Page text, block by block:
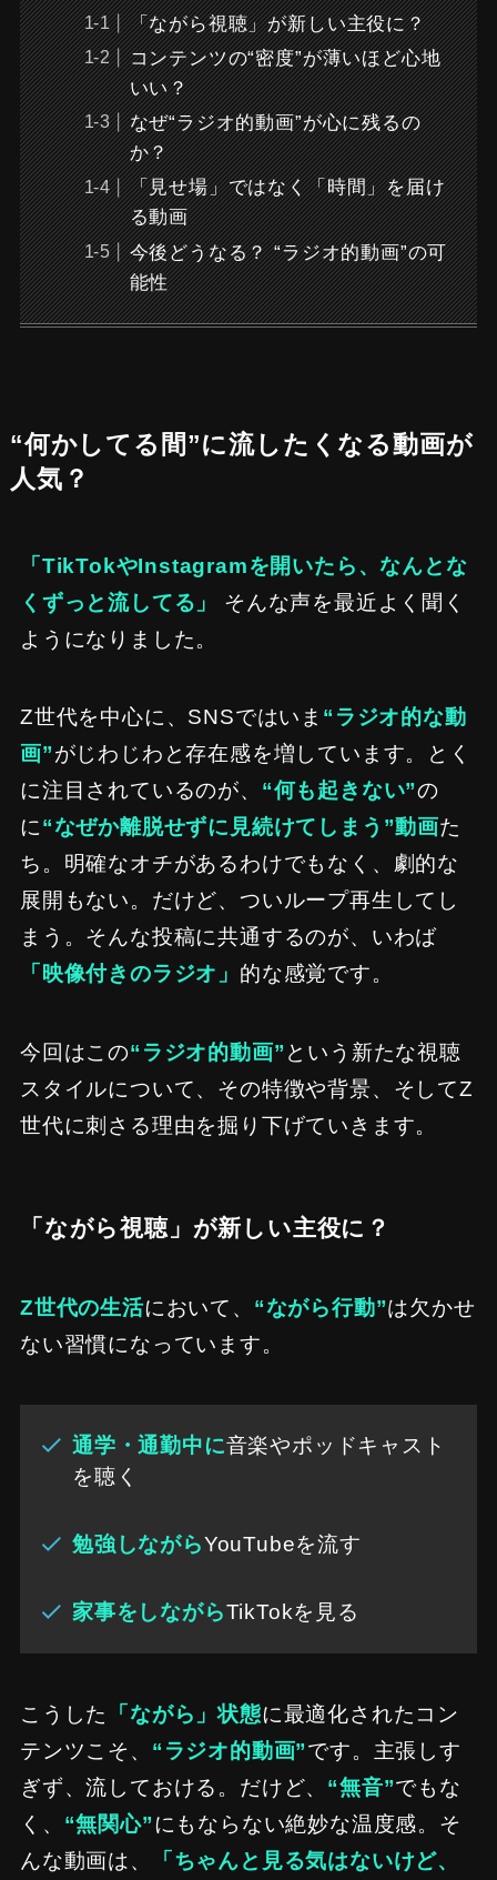
「ながら視聴」が新しい主役に？
コンテンツの“密度”が薄いほど心地
いい？
なぜ“ラジオ的動画”が心に残るの
か？
「見せ場」ではなく「時間」を届け
る動画
今後どうなる？ “ラジオ的動画”の可
能性
“何かしてる間”に流したくなる動画が
人気？
「TikTokやInstagramを開いたら、なんとな
くずっと流してる」
そんな声を最近よく聞く
ようになりました。
Z世代を中心に、SNSではいま “ラジオ的な動
画”がじわじわと存在感を増しています。とく
に注目されているのが、 “何も起きない”の
に“なぜか離脱せずに見続けてしまう”動画た
ち。明確なオチがあるわけでもなく、劇的な
展開もない。だけど、ついループ再生してし
まう。そんな投稿に共通するのが、いわば
「映像付きのラジオ」 的な感覚です。
今回はこの“ラジオ的動画” という新たな視聴
スタイルについて、その特徴や背景、そしてZ
世代に刺さる理由を掘り下げていきます。
「ながら視聴」が新しい主役に？
Z世代の生活において、 “ながら行動”は欠かせ
ない習慣になっています。
通学・通勤中に音楽やポッドキャスト
を聴く
勉強しながらYouTubeを流す
家事をしながらTikTokを見る
こうした 「ながら」状態に最適化されたコン
テンツこそ、 “ラジオ的動画”です。主張しす
ぎず、流しておける。だけど、 “無音”でもな
く、 “無関心”にもならない絶妙な温度感。そ
んな動画は、
「ちゃんと見る気はないけど、